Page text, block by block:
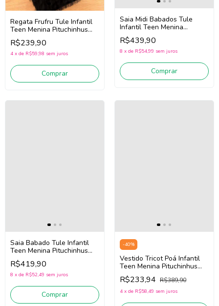
Regata Frufru Tule Infantil
Teen Menina Pituchinhus
30746 (Preto)
R$239,90
4 x de R$59,98 sem juros
Comprar
Saia Midi Babados Tule
Infantil Teen Menina
Pituchinhus 30754 (Preto)
R$439,90
8 x de R$54,99 sem juros
Comprar
Saia Babado Tule Infantil
Teen Menina Pituchinhus
30752 (Preto)
R$419,90
8 x de R$52,49 sem juros
Comprar
-40%
Vestido Tricot Poá Infantil
Teen Menina Pituchinhus
30215 (Rosa Claro)
R$233,94 R$389,90
4 x de R$58,49 sem juros